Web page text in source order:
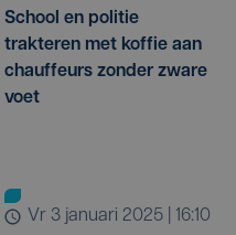
School en politie
trakteren met koffie aan
chauffeurs zonder zware
voet
vr 3 januari 2025 | 16:10